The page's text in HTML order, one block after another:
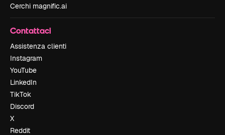
Cerchi magnific.ai
Contattaci
Assistenza clienti
Instagram
YouTube
LinkedIn
TikTok
Discord
X
Reddit